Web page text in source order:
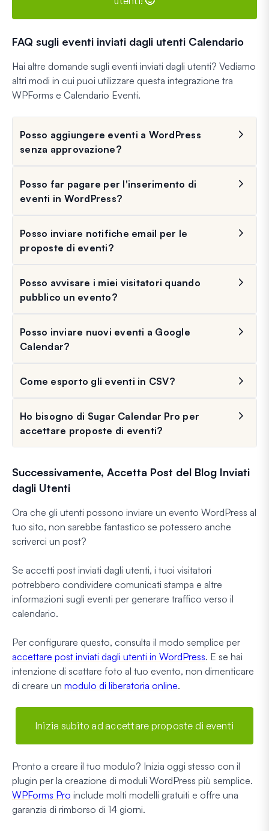
FAQ sugli eventi inviati dagli utenti Calendario
Hai altre domande sugli eventi inviati dagli utenti? Vediamo
altri modi in cui puoi utilizzare questa integrazione tra
WPForms e Calendario Eventi.
Posso aggiungere eventi a WordPress
senza approvazione?
Posso far pagare per l'inserimento di
eventi in WordPress?
Posso inviare notifiche email per le
proposte di eventi?
Posso avvisare i miei visitatori quando
pubblico un evento?
Posso inviare nuovi eventi a Google
Calendar?
Come esporto gli eventi in CSV?
Ho bisogno di Sugar Calendar Pro per
accettare proposte di eventi?
Successivamente, Accetta Post del Blog Inviati
dagli Utenti
Ora che gli utenti possono inviare un evento WordPress al
tuo sito, non sarebbe fantastico se potessero anche
scriverci un post?
Se accetti post inviati dagli utenti, i tuoi visitatori
potrebbero condividere comunicati stampa e altre
informazioni sugli eventi per generare traffico verso il
calendario.
Per configurare questo, consulta il modo semplice per
accettare post inviati dagli utenti in WordPress. E se hai
intenzione di scattare foto al tuo evento, non dimenticare
di creare un modulo di liberatoria online.
Inizia subito ad accettare proposte di eventi
Pronto a creare il tuo modulo? Inizia oggi stesso con il
plugin per la creazione di moduli WordPress più semplice.
WPForms Pro include molti modelli gratuiti e offre una
garanzia di rimborso di 14 giorni.